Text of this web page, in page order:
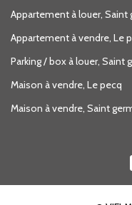
Appartement à louer, Saint
Appartement à vendre, Le
Parking / box à louer, Saint
Maison à vendre, Le pecq
Maison à vendre, Saint